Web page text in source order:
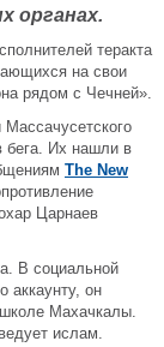
органах.
теракта
на свои
рядом с Чечней».
Массачусетского
бега. Их нашли в
The New
Царнаев
В социальной
аккаунту, он
Махачкалы.
ислам.